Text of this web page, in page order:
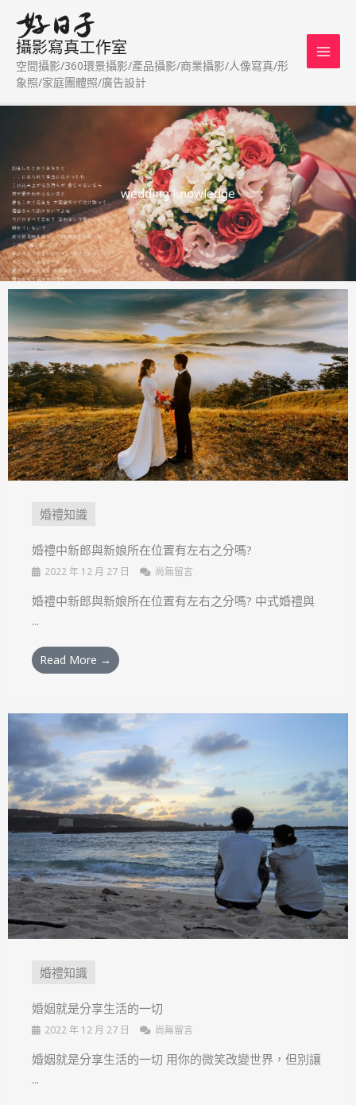
容
攝影寫真工作室
空間攝影/360環景攝影/產品攝影/商業攝影/人像寫真/形
象照/家庭團體照/廣告設計
wedding knowledge
婚禮知識
婚禮中新郎與新娘所在位置有左右之分嗎?
2022 年 12 月 27 日 尚無留言
婚禮中新郎與新娘所在位置有左右之分嗎? 中式婚禮與
...
Read More →
婚禮知識
婚姻就是分享生活的一切
2022 年 12 月 27 日 尚無留言
婚姻就是分享生活的一切 用你的微笑改變世界，但別讓
...